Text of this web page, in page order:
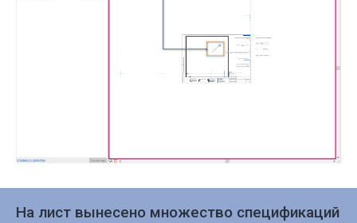
На лист вынесено множество спецификаций